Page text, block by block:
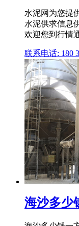
水泥网为您提
水泥供求信息
欢迎您到行情
联系电话: 180
海沙多少